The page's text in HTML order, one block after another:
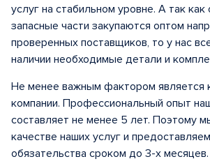
услуг на стабильном уровне. А так как
запасные части закупаются оптом
проверенных поставщиков, то у нас
наличии необходимые детали и
Не менее важным фактором является
компании. Профессиональный опыт
составляет не менее 5 лет. Поэтому
качестве наших услуг и
обязательства сроком до 3-х месяцев.